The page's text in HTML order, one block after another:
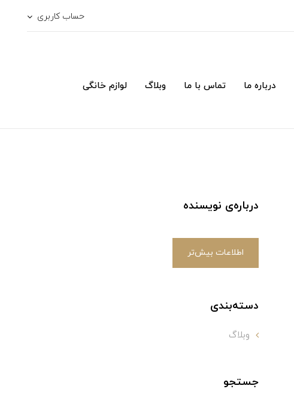
حساب کاربری
درباره ما تماس با ما وبلاگ لوازم خانگی
درباره‌ی نویسنده
اطلاعات بیش‌تر
دسته‌بندی
وبلاگ
جستجو